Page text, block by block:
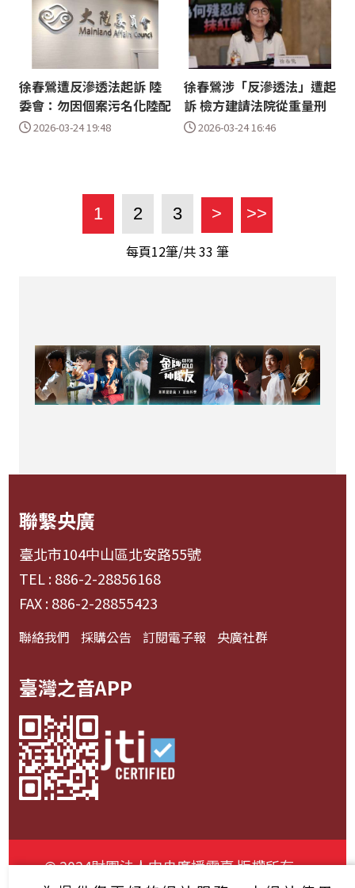
徐春鶯遭反滲透法起訴 陸
委會：勿因個案污名化陸配
2026-03-24 19:48
徐春鶯涉「反滲透法」遭起
訴 檢方建請法院從重量刑
2026-03-24 16:46
1 2 3 > >>
每頁12筆/共33 筆
聯繫央廣
臺北市104中山區北安路55號
TEL : 886-2-28856168
FAX : 886-2-28855423
聯絡我們 採購公告 訂閱電子報 央廣社群
臺灣之音APP
© 2024財團法人中央廣播電臺 版權所有